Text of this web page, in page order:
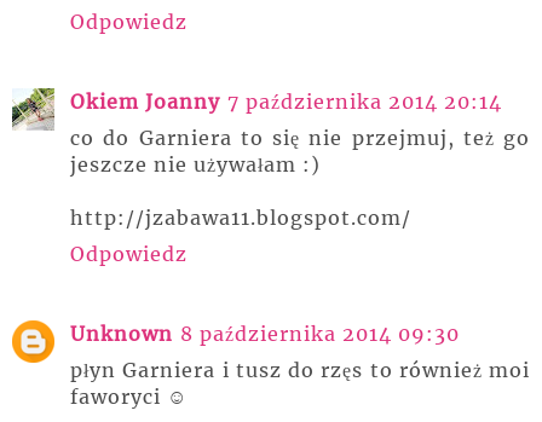
Odpowiedz
Okiem Joanny 7 października 2014 20:14
co do Garniera to się nie przejmuj, też go
jeszcze nie używałam :)
http://jzabawa11.blogspot.com/
Odpowiedz
Unknown 8 października 2014 09:30
płyn Garniera i tusz do rzęs to również moi
faworyci ☺